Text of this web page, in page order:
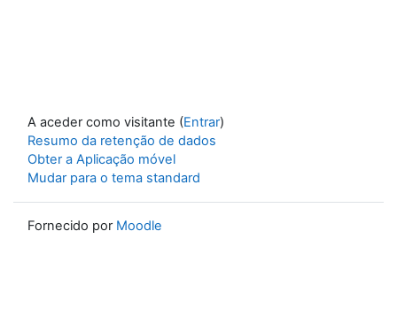
A aceder como visitante (Entrar)
Resumo da retenção de dados
Obter a Aplicação móvel
Mudar para o tema standard
Fornecido por Moodle